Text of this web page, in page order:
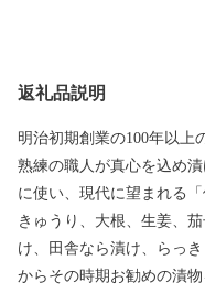
返礼品説明
明治初期創業の100年以上
熟練の職人が真心を込め
に使い、現代に望まれる
きゅうり、大根、生姜、
け、田舎なら漬け、らっ
からその時期お勧めの漬